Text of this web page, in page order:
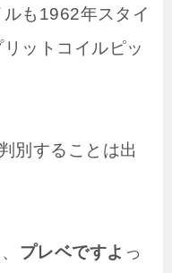
も1962年スタイ
ットコイルピッ
別することは出
プレベですよ っ